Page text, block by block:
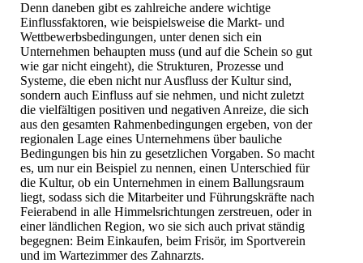
Denn daneben gibt es zahlreiche andere wichtige
Einflussfaktoren, wie beispielsweise die Markt- und
Wettbewerbsbedingungen, unter denen sich ein
Unternehmen behaupten muss (und auf die Schein so gut
wie gar nicht eingeht), die Strukturen, Prozesse und
Systeme, die eben nicht nur Ausfluss der Kultur sind,
sondern auch Einfluss auf sie nehmen, und nicht zuletzt
die vielfältigen positiven und negativen Anreize, die sich
aus den gesamten Rahmenbedingungen ergeben, von der
regionalen Lage eines Unternehmens über bauliche
Bedingungen bis hin zu gesetzlichen Vorgaben. So macht
es, um nur ein Beispiel zu nennen, einen Unterschied für
die Kultur, ob ein Unternehmen in einem Ballungsraum
liegt, sodass sich die Mitarbeiter und Führungskräfte nach
Feierabend in alle Himmelsrichtungen zerstreuen, oder in
einer ländlichen Region, wo sie sich auch privat ständig
begegnen: Beim Einkaufen, beim Frisör, im Sportverein
und im Wartezimmer des Zahnarzts.